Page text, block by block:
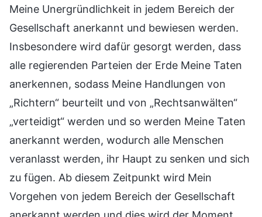
Meine Unergründlichkeit in jedem Bereich der
Gesellschaft anerkannt und bewiesen werden.
Insbesondere wird dafür gesorgt werden, dass
alle regierenden Parteien der Erde Meine Taten
anerkennen, sodass Meine Handlungen von
„Richtern“ beurteilt und von „Rechtsanwälten“
„verteidigt“ werden und so werden Meine Taten
anerkannt werden, wodurch alle Menschen
veranlasst werden, ihr Haupt zu senken und sich
zu fügen. Ab diesem Zeitpunkt wird Mein
Vorgehen von jedem Bereich der Gesellschaft